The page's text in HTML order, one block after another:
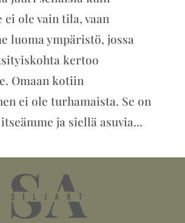
ei ole vain tila, vaan
luoma ympäristö, jossa
kertoo
Omaan kotiin
ei ole turhamaista. Se on
ja siellä asuvia...